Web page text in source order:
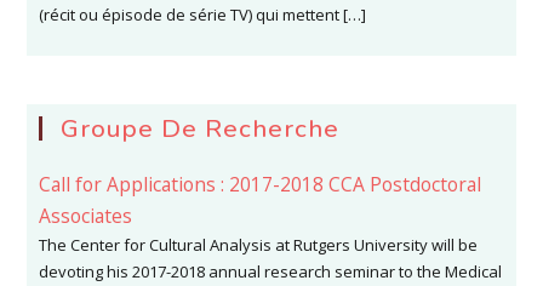
(récit ou épisode de série TV) qui mettent […]
Groupe De Recherche
Call for Applications : 2017-2018 CCA Postdoctoral
Associates
The Center for Cultural Analysis at Rutgers University will be
devoting his 2017-2018 annual research seminar to the Medical